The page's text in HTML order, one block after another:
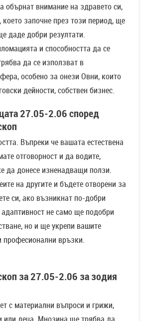
обърнат внимание на здравето си,
което започне през този период, ще
даде добри резултати.
и способността да се
да се използват в
особено за онези Овни, които
дейности, собствен бизнес.
27.05-2.06 според
Въпреки че вашата естествена
отговорност и да водите,
да донесе изненадващи ползи.
на другите и бъдете отворени за
си, ако възникнат по-добри
не само ще подобри
но и ще укрепи вашите
връзки.
за 27.05-2.06 за зодия
с материални въпроси и грижи,